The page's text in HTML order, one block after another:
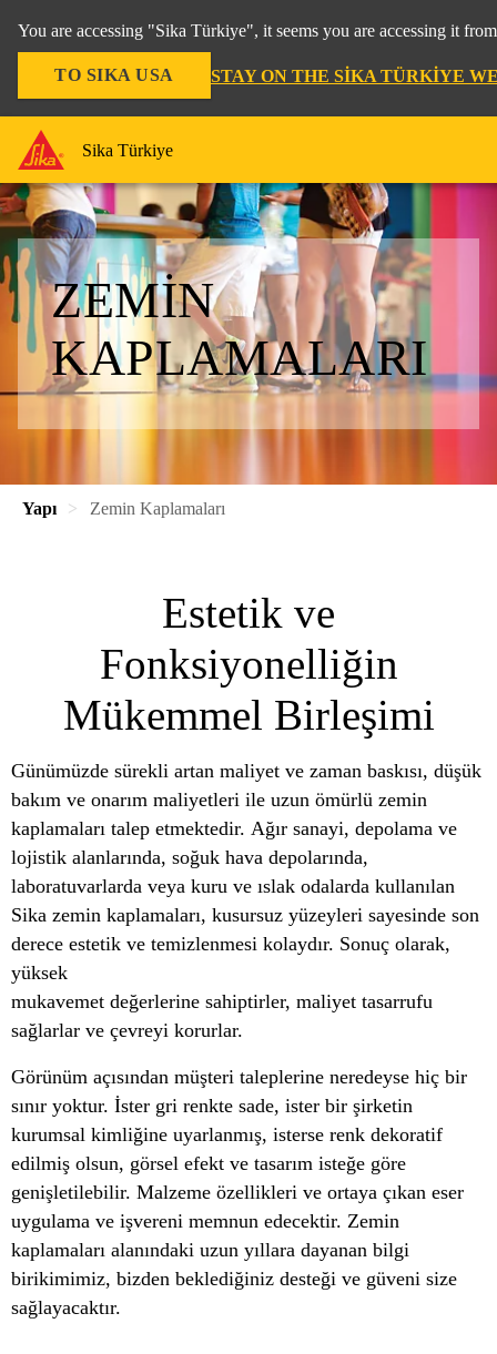
You are accessing "Sika Türkiye", it seems you are accessing it
TO SIKA USA STAY ON THE SIKA TÜRKIYE
Sika Türkiye
ZEMIN
KAPLAMALARI
Yapı Zemin Kaplamaları
Estetik ve
Fonksiyonelliğin
Mükemmel Birleşimi
Günümüzde sürekli artan maliyet ve zaman baskısı, düşük
bakım ve onarım maliyetleri ile uzun ömürlü zemin
kaplamaları talep etmektedir. Ağır sanayi, depolama ve
lojistik alanlarında, soğuk hava depolarında,
laboratuvarlarda veya kuru ve ıslak odalarda kullanılan
Sika zemin kaplamaları, kusursuz yüzeyleri sayesinde son
derece estetik ve temizlenmesi kolaydır. Sonuç olarak,
yüksek
mukavemet değerlerine sahiptirler, maliyet tasarrufu
sağlarlar ve çevreyi korurlar.
Görünüm açısından müşteri taleplerine neredeyse hiç bir
sınır yoktur. İster gri renkte sade, ister bir şirketin
kurumsal kimliğine uyarlanmış, isterse renk dekoratif
edilmiş olsun, görsel efekt ve tasarım isteğe göre
genişletilebilir. Malzeme özellikleri ve ortaya çıkan eser
uygulama ve işvereni memnun edecektir. Zemin
kaplamaları alanındaki uzun yıllara dayanan bilgi
birikimimiz, bizden beklediğiniz desteği ve güveni size
sağlayacaktır.